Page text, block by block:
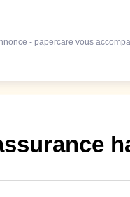
- papercare vous